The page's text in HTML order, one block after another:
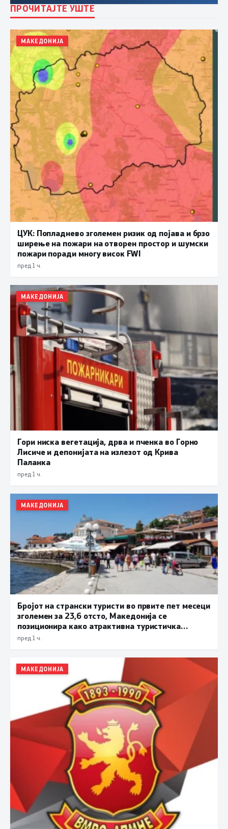
ПРОЧИТАЈТЕ УШТЕ
МАКЕДОНИЈА
ЦУК: Попладнево зголемен ризик од појава и брзо
ширење на пожари на отворен простор и шумски
пожари поради многу висок FWI
пред 1 ч.
МАКЕДОНИЈА
Гори ниска вегетација, дрва и пченка во Горно
Лисиче и депонијата на излезот од Крива
Паланка
пред 1 ч.
МАКЕДОНИЈА
Бројот на странски туристи во првите пет месеци
зголемен за 23,6 отсто, Македонија се
позиционира како атрактивна туристичка
дестинација
пред 1 ч.
МАКЕДОНИЈА